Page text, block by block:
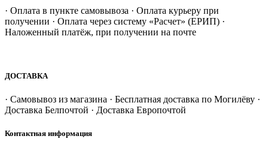
· Оплата в пункте самовывоза · Оплата курьеру при
получении · Оплата через систему «Расчет» (ЕРИП) ·
Наложенный платёж, при получении на почте
ДОСТАВКА
· Самовывоз из магазина · Бесплатная доставка по Могилёву ·
Доставка Белпочтой · Доставка Европочтой
Контактная информация